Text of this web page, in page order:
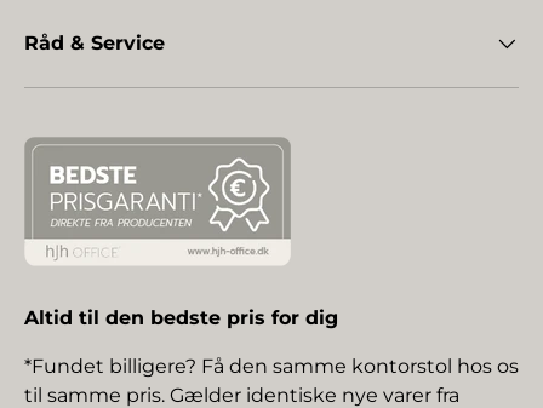
Råd & Service
Altid til den bedste pris for dig
*Fundet billigere? Få den samme kontorstol hos os
til samme pris. Gælder identiske nye varer fra